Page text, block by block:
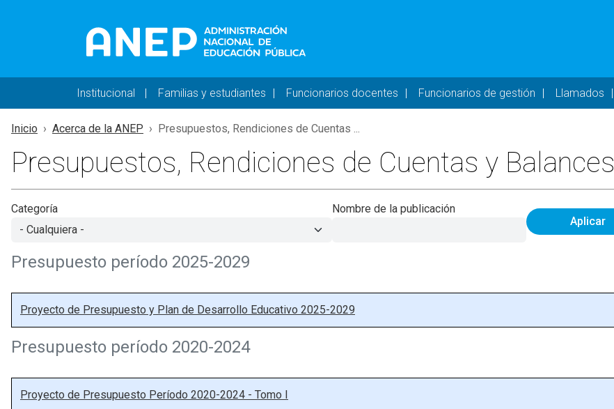
Navegación principal - DESKTOP
Institucional Familias y estudiantes Funcionarios docentes Funcionarios de gestión Llamados
Inicio Acerca de la ANEP Presupuestos, Rendiciones de Cuentas ...
Presupuestos, Rendiciones de Cuentas y Balances
Categoría
Nombre de la publicación
Aplicar
Presupuesto período 2025-2029
Proyecto de Presupuesto y Plan de Desarrollo Educativo 2025-2029
Presupuesto período 2020-2024
Proyecto de Presupuesto Período 2020-2024 - Tomo I